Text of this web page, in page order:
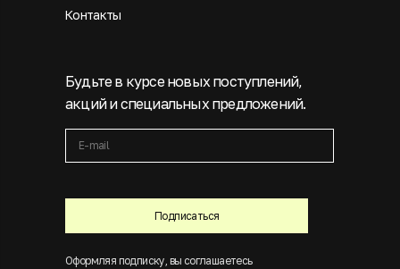
Подписаться
Будьте в курсе новых поступлений,
акций и специальных предложений.
Оформляя подписку, вы соглашаетесь
Контакты